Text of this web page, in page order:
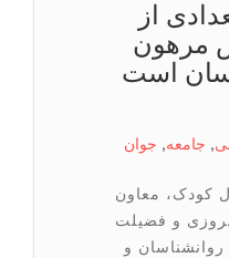
از
,جوان
معاون
فضیلت
و